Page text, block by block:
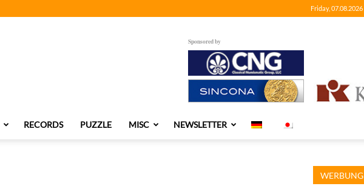
Friday, 07.08.2026
Sponsored by
RECORDS PUZZLE MISC NEWSLETTER
WERBUNG